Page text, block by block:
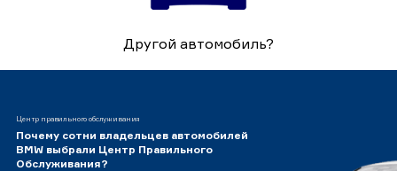
Другой автомобиль?
Центр правильного обслуживания
Почему сотни владельцев автомобилей
BMW выбрали Центр Правильного
Обслуживания?